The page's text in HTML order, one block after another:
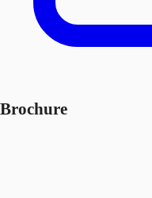
Brochure